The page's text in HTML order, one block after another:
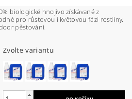
biologické hnojivo získávané z
pro růstovou i květovou fázi rostliny.
pěstování.
Zvolte variantu